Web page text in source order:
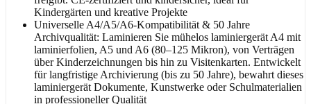
Kindergärten und kreative Projekte
Universelle A4/A5/A6-Kompatibilität & 50 Jahre
Archivqualität: Laminieren Sie mühelos laminiergerät A4 mit
laminierfolien, A5 und A6 (80–125 Mikron), von Verträgen
über Kinderzeichnungen bis hin zu Visitenkarten. Entwickelt
für langfristige Archivierung (bis zu 50 Jahre), bewahrt dieses
laminiergerät Dokumente, Kunstwerke oder Schulmaterialien
in professioneller Qualität